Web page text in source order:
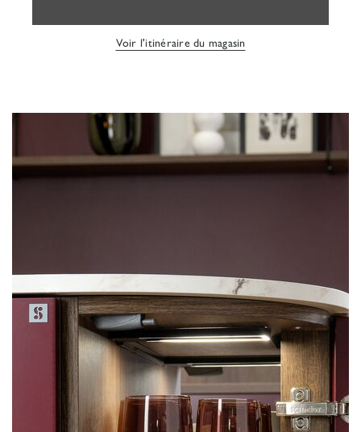
Voir l'itinéraire du magasin